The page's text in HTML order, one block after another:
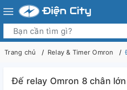
Trang chủ Relay & Timer Omron
Đế relay Omron 8 chân